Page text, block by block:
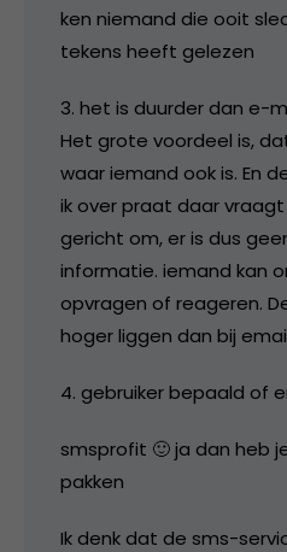
ken niemand die ooit
tekens heeft gelezen
3. het is duurder dan e-
Het grote voordeel is,
waar iemand ook is. En
ik over praat daar
gericht om, er is dus
informatie. iemand kan
opvragen of reageren.
hoger liggen dan bij
4. gebruiker bepaald of
smsprofit 🙂 ja dan heb
pakken
Ik denk dat de sms-